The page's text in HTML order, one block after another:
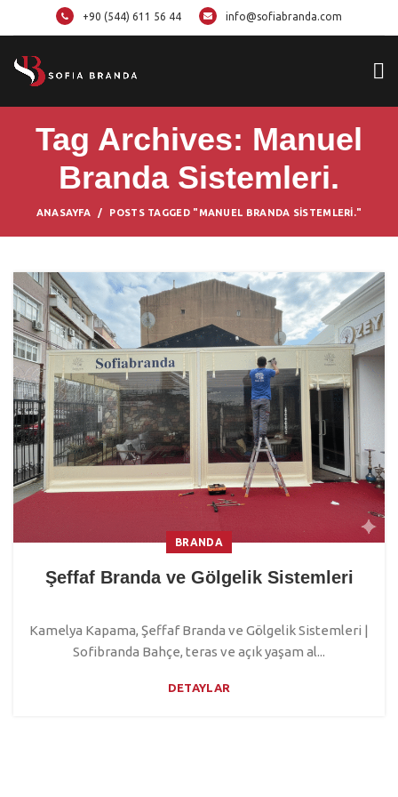
+90 (544) 611 56 44 info@sofiabranda.com
Tag Archives: Manuel
Branda Sistemleri.
ANASAYFA POSTS TAGGED "MANUEL BRANDA SISTEMLERI."
BRANDA
Şeffaf Branda ve Gölgelik Sistemleri
Kamelya Kapama, Şeffaf Branda ve Gölgelik Sistemleri |
Sofibranda Bahçe, teras ve açık yaşam al...
DETAYLAR